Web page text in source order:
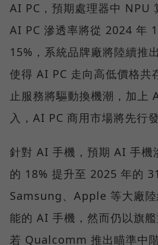
AI PC，預期處理器中 NPU
AI PC 滲透率將從 2024 年
15%，系統品牌廠將陸續推
使得 AI PC 走向高低價格共
止服務將驅動換機潮，加上
入，AI PC 商用市場將先行發
針對 AI 手機，預期 AI 手機
的 18% 提升至 2025 年的
Samsung、Apple 等大廠
能的 AI 手機，然而仍以旗艦
若 Qualcomm 推出瞄準中